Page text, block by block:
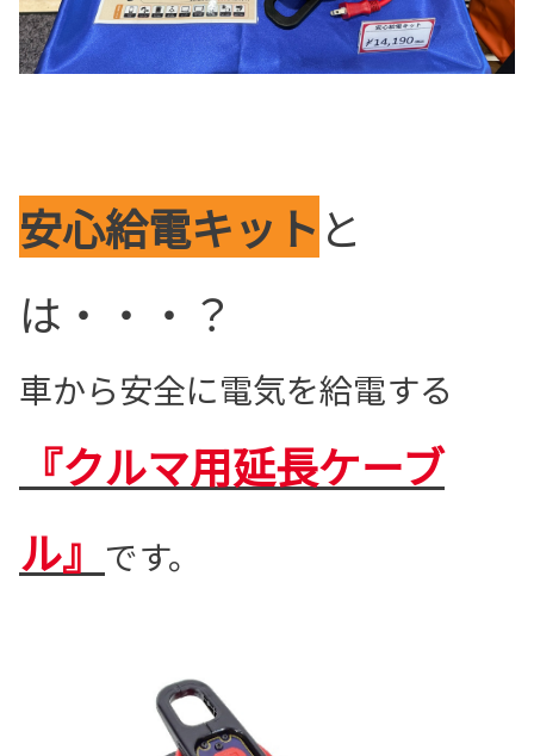
安心給電キット と
は・・・？
車から安全に電気を給電する
『クルマ用延長ケーブ
ル』 です。